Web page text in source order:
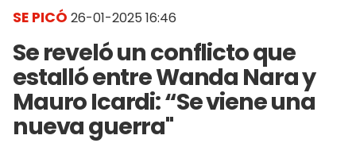
SE PICÓ 26-01-2025 16:46
Se reveló un conflicto que
estalló entre Wanda Nara y
Mauro Icardi: “Se viene una
nueva guerra"